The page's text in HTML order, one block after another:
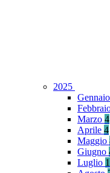
2025
Gennaio
Marzo 4
Aprile 4
Maggio
Giugno
Luglio 1